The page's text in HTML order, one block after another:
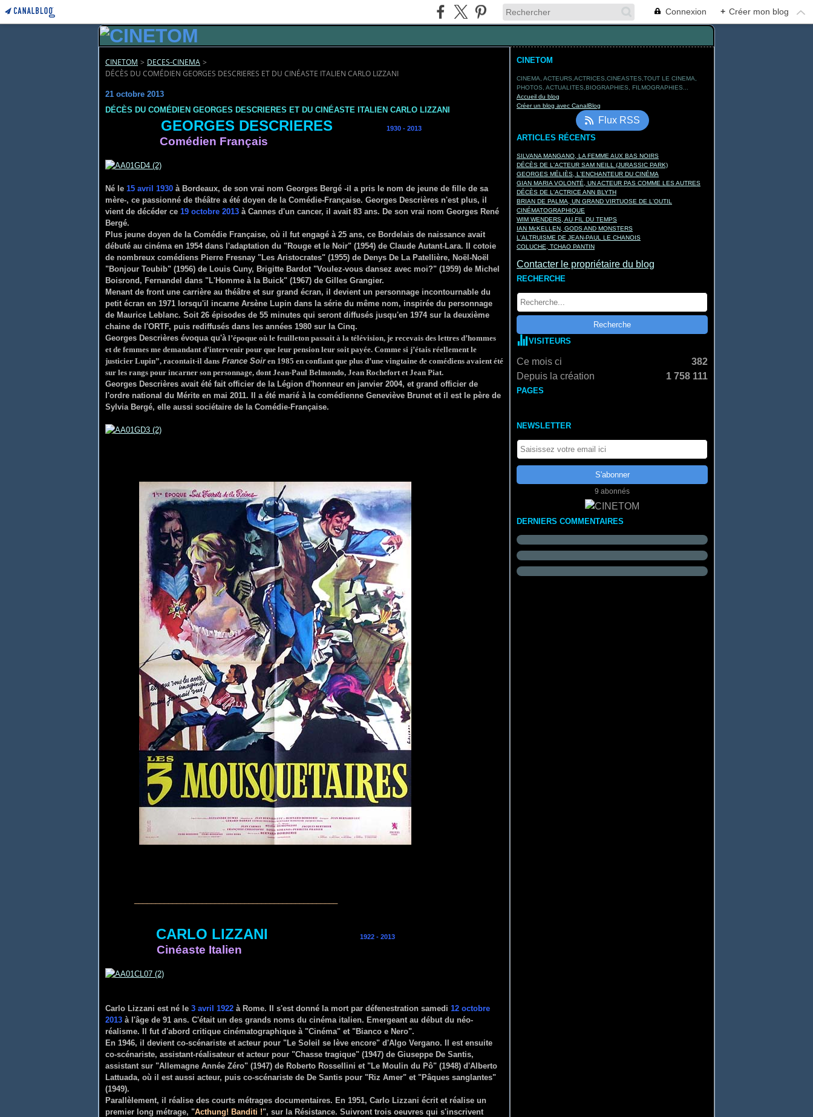
Connexion + Créer mon blog
CINETOM > DECES-CINEMA >
DÉCÈS DU COMÉDIEN GEORGES DESCRIERES ET DU CINÉASTE ITALIEN CARLO LIZZANI
21 octobre 2013
DÉCÈS DU COMÉDIEN GEORGES DESCRIERES ET DU CINÉASTE ITALIEN CARLO LIZZANI
GEORGES DESCRIERES 1930 - 2013
Comédien Français
Né le 15 avril 1930 à Bordeaux, de son vrai nom Georges Bergé -il a pris le nom de jeune de fille de sa
mère-, ce passionné de théâtre a été doyen de la Comédie-Française. Georges Descrières n'est plus, il
vient de décéder ce 19 octobre 2013 à Cannes d'un cancer, il avait 83 ans. De son vrai nom Georges René
Bergé.
Plus jeune doyen de la Comédie Française, où il fut engagé à 25 ans, ce Bordelais de naissance avait
débuté au cinéma en 1954 dans l'adaptation du "Rouge et le Noir" (1954) de Claude Autant-Lara. Il cotoie
de nombreux comédiens Pierre Fresnay "Les Aristocrates" (1955) de Denys De La Patellière, Noël-Noël
"Bonjour Toubib" (1956) de Louis Cuny, Brigitte Bardot "Voulez-vous dansez avec moi?" (1959) de Michel
Boisrond, Fernandel dans "L'Homme à la Buick" (1967) de Gilles Grangier.
Menant de front une carrière au théâtre et sur grand écran, il devient un personnage incontournable du
petit écran en 1971 lorsqu'il incarne Arsène Lupin dans la série du même nom, inspirée du personnage
de Maurice Leblanc. Soit 26 épisodes de 55 minutes qui seront diffusés jusqu'en 1974 sur la deuxième
chaine de l'ORTF, puis rediffusés dans les années 1980 sur la Cinq.
Georges Descrières évoqua qu'àl’époque où le feuilleton passait à la télévision, je recevais des lettres d’hommes
et de femmes me demandant d’intervenir pour que leur pension leur soit payée. Comme si j’étais réellement le
justicier Lupin”, racontait-il dans France Soiren 1985 en confiant que plus d’une vingtaine de comédiens avaient été
sur les rangs pour incarner son personnage, dont Jean-Paul Belmondo, Jean Rochefort et Jean Piat.
Georges Descrières avait été fait officier de la Légion d'honneur en janvier 2004, et grand officier de
l'ordre national du Mérite en mai 2011. Il a été marié à la comédienne Geneviève Brunet et il est le père de
Sylvia Bergé, elle aussi sociétaire de la Comédie-Française.
CARLO LIZZANI 1922 - 2013
Cinéaste Italien
Carlo Lizzani est né le 3 avril 1922 à Rome. Il s'est donné la mort par défenestration samedi 12 octobre
2013 à l'âge de 91 ans. C'était un des grands noms du cinéma italien. Emergeant au début du néo-
réalisme. Il fut d'abord critique cinématographique à "Cinéma" et "Bianco e Nero".
En 1946, il devient co-scénariste et acteur pour "Le Soleil se lève encore" d'Algo Vergano. Il est ensuite
co-scénariste, assistant-réalisateur et acteur pour "Chasse tragique" (1947) de Giuseppe De Santis,
assistant sur "Allemagne Année Zéro" (1947) de Roberto Rossellini et "Le Moulin du Pô" (1948) d'Alberto
Lattuada, où il est aussi acteur, puis co-scénariste de De Santis pour "Riz Amer" et "Pâques sanglantes"
(1949).
Parallèlement, il réalise des courts métrages documentaires. En 1951, Carlo Lizzani écrit et réalise un
premier long métrage, "Acthung! Banditi !", sur la Résistance. Suivront trois oeuvres qui s'inscrivent
CINETOM
CINEMA, ACTEURS,ACTRICES,CINEASTES,TOUT LE CINEMA,
PHOTOS, ACTUALITES,BIOGRAPHIES, FILMOGRAPHIES...
Accueil du blog
Créer un blog avec CanalBlog
Flux RSS
ARTICLES RÉCENTS
SILVANA MANGANO, LA FEMME AUX BAS NOIRS
DÉCÈS DE L'ACTEUR SAM NEILL (JURASSIC PARK)
GEORGES MÉLIÈS, L'ENCHANTEUR DU CINÉMA
GIAN MARIA VOLONTÉ, UN ACTEUR PAS COMME LES AUTRES
DÉCÈS DE L'ACTRICE ANN BLYTH
BRIAN DE PALMA, UN GRAND VIRTUOSE DE L'OUTIL
CINÉMATOGRAPHIQUE
WIM WENDERS, AU FIL DU TEMPS
IAN McKELLEN, GODS AND MONSTERS
L'ALTRUISME DE JEAN-PAUL LE CHANOIS
COLUCHE, TCHAO PANTIN
Contacter le propriétaire du blog
RECHERCHE
VISITEURS
Ce mois ci
382
Depuis la création
1 758 111
PAGES
NEWSLETTER
9 abonnés
DERNIERS COMMENTAIRES